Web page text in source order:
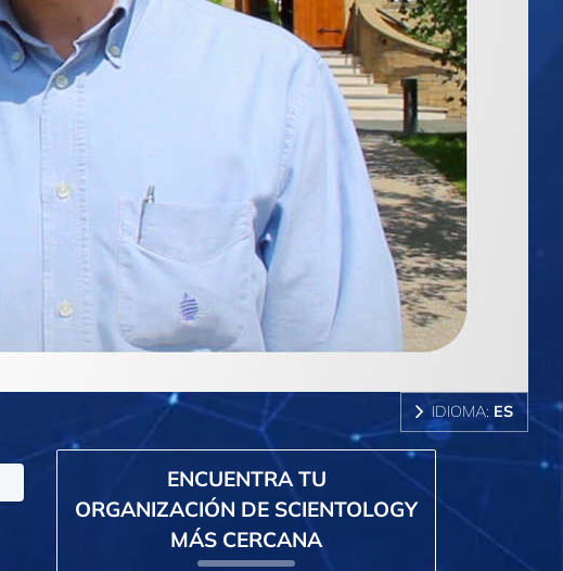
IDIOMA: ES
ENCUENTRA TU
ORGANIZACIÓN DE SCIENTOLOGY
MÁS CERCANA